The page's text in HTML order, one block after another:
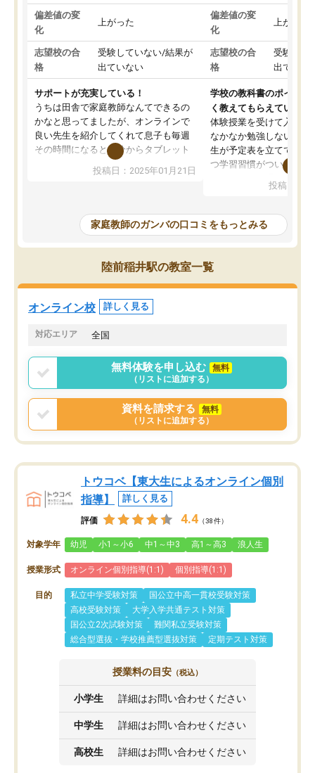
偏差値の変
化
上がった
志望校の合
格
受験していない/結果が
出ていない
サポートが充実している！
うちは田舎で家庭教師なんてできるの
かなと思ってましたが、オンラインで
良い先生を紹介してくれて息子も毎週
その時間になると自分からタブレット
を開いてzoomを繋げるようになりまし
た！5科目なんでもOKなのもとても気
めて1年ほどだった今では平均点以上の
科目が増えてきました！あと1年受験ま
であるので無料の週末教室を使用しな
がら頑張って欲しいと思います！
投稿日：2025年01月21日
偏差値の変
化
上がった
志望校の合
格
受験して
出ていな
学校の教科書のポイント
く教えてもらえている
体験授業を受けて入塾し
なかなか勉強しない息子
生が予定表を立ててくれ
つ学習習慣がついてきま
指導が無い日も予定表
問できるのでとても助か
投稿日：
家庭教師のガンバの口コミをもっとみる
陸前稲井駅の教室一覧
オンライン校 詳しく見る
対応エリア 全国
無料体験を申し込む
無料
（リストに追加する）
資料を請求する
無料
（リストに追加する）
トウコベ【東大生によるオンライン個別
指導】
詳しく見る
評価 4.4 （38件）
対象学年 幼児 小1～小6 中1～中3 高1～高3 浪人生
授業形式 オンライン個別指導(1:1) 個別指導(1:1)
目的 私立中学受験対策
国公立中高一貫校受験対策
高校受験対策
大学入学共通テスト対策
国公立2次試験対策
難関私立受験対策
総合型選抜・学校推薦型選抜対策
定期テスト対策
授業料の目安 （税込）
小学生 詳細はお問い合わせください
中学生 詳細はお問い合わせください
高校生 詳細はお問い合わせください